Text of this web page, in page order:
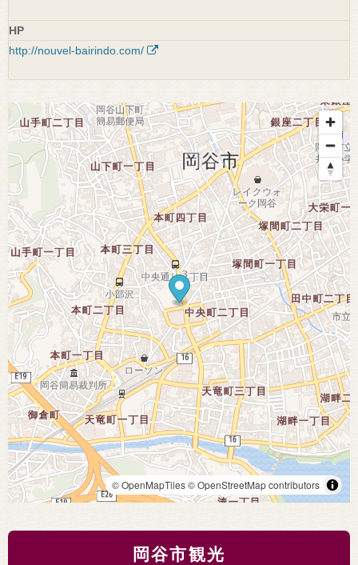
HP
http://nouvel-bairindo.com/
© OpenMapTiles© OpenStreetMap contributors
岡谷市観光